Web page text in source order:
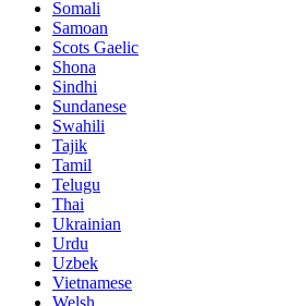
Somali
Samoan
Scots Gaelic
Shona
Sindhi
Sundanese
Swahili
Tajik
Tamil
Telugu
Thai
Ukrainian
Urdu
Uzbek
Vietnamese
Welsh